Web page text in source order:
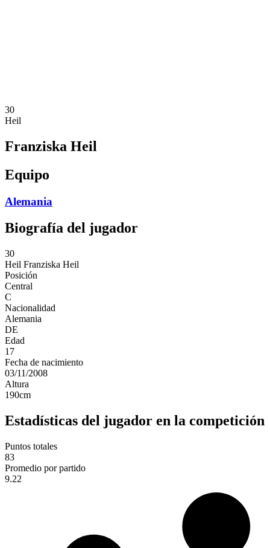
30
Heil
Franziska Heil
Equipo
Alemania
Biografía del jugador
30
Heil Franziska Heil
Posición
Central
C
Nacionalidad
Alemania
DE
Edad
17
Fecha de nacimiento
03/11/2008
Altura
190cm
Estadísticas del jugador en la competición
Puntos totales
83
Promedio por partido
9.22